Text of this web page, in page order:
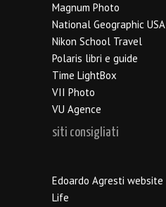
Magnum Photo
National Geographic USA
Nikon School Travel
Polaris libri e guide
Time LightBox
VII Photo
VU Agence
siti consigliati
Edoardo Agresti website
Life